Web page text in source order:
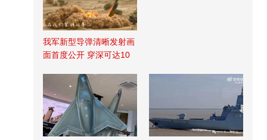
我军新型导弹清晰发射画
面首度公开 穿深可达10